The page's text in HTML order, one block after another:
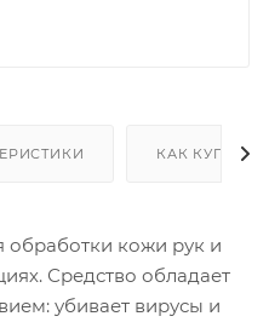
КАК КУПИТЬ
обработки кожи рук и
Средство обладает
убивает вирусы и